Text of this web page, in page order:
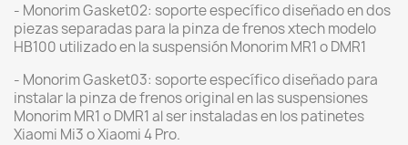
- Monorim Gasket02: soporte específico diseñado en dos
piezas separadas para la pinza de frenos xtech modelo
HB100 utilizado en la suspensión Monorim MR1 o DMR1
- Monorim Gasket03: soporte específico diseñado para
instalar la pinza de frenos original en las suspensiones
Monorim MR1 o DMR1 al ser instaladas en los patinetes
Xiaomi Mi3 o Xiaomi 4 Pro.